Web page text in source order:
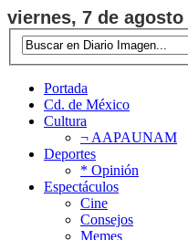
viernes, 7 de agosto
Portada
Cd. de México
Cultura
¬ AAPAUNAM
Deportes
* Opinión
Espectáculos
Cine
Consejos
Memes